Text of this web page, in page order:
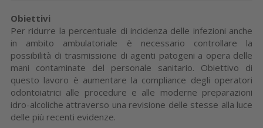
Obiettivi
Per ridurre la percentuale di incidenza delle infezioni anche
in ambito ambulatoriale è necessario controllare la
possibilità di trasmissione di agenti patogeni a opera delle
mani contaminate del personale sanitario. Obiettivo di
questo lavoro è aumentare la compliance degli operatori
odontoiatrici alle procedure e alle moderne preparazioni
idro-alcoliche attraverso una revisione delle stesse alla luce
delle più recenti evidenze.